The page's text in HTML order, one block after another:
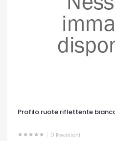
Profilo ruote riflettente
0 Revisioni